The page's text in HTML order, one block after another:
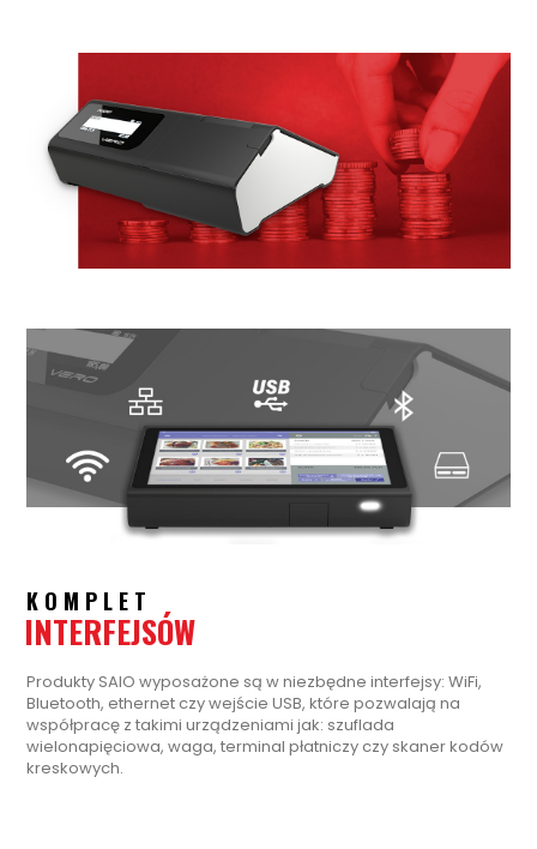
KOMPLET
INTERFEJSÓW
Produkty SAIO wyposażone są w niezbędne interfejsy: WiFi,
Bluetooth, ethernet czy wejście USB, które pozwalają na
współpracę z takimi urządzeniami jak: szuflada
wielonapięciowa, waga, terminal płatniczy czy skaner kodów
kreskowych.